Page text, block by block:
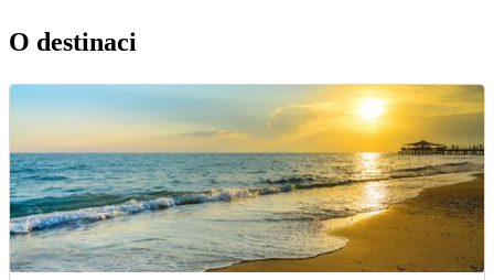
O destinaci